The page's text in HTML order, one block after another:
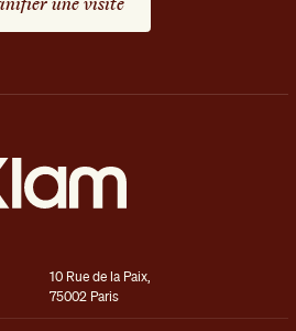
10 Rue de la Paix,
75002 Paris